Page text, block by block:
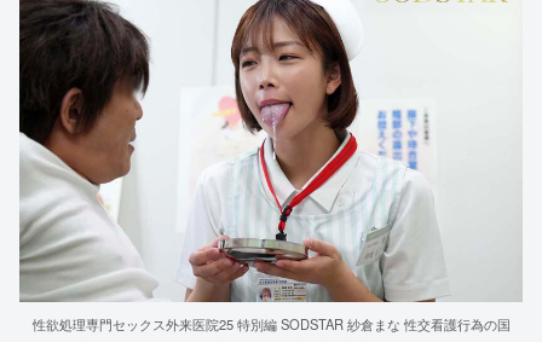
性欲処理専門セックス外来医院25 特別編 SODSTAR 紗倉まな 性交看護行為の国